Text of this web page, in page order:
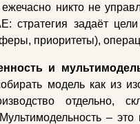
никто не
стратегия задаёт цели
приоритеты),
и
модель как из
отдельно,
–